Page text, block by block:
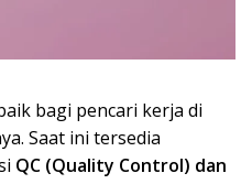
bagi pencari kerja di
Saat ini tersedia
QC (Quality Control) dan